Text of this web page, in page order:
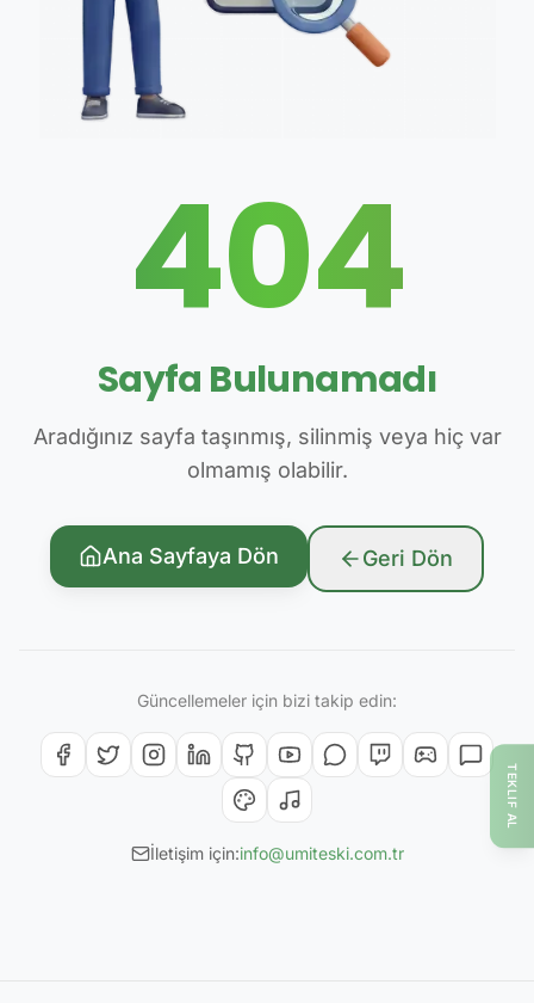
404
Sayfa Bulunamadı
Aradığınız sayfa taşınmış, silinmiş veya hiç var
olmamış olabilir.
Ana Sayfaya Dön Geri Dön
Güncellemeler için bizi takip edin:
İletişim için:info@umiteski.com.tr
TEKLIF AL